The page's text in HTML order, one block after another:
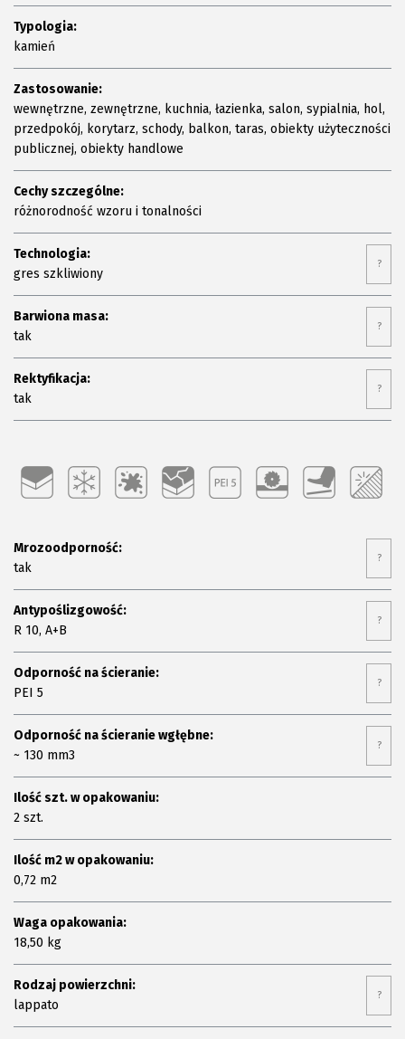
Typologia:
kamień
Zastosowanie:
wewnętrzne, zewnętrzne, kuchnia, łazienka, salon, sypialnia, hol,
przedpokój, korytarz, schody, balkon, taras, obiekty użyteczności
publicznej, obiekty handlowe
Cechy szczególne:
różnorodność wzoru i tonalności
Technologia:
gres szkliwiony
?
Barwiona masa:
tak
?
Rektyfikacja:
tak
?
Mrozoodporność:
tak
?
Antypoślizgowość:
R 10, A+B
?
Odporność na ścieranie:
PEI 5
?
Odporność na ścieranie wgłębne:
~ 130 mm3
?
Ilość szt. w opakowaniu:
2 szt.
Ilość m2 w opakowaniu:
0,72 m2
Waga opakowania:
18,50 kg
Rodzaj powierzchni:
lappato
?